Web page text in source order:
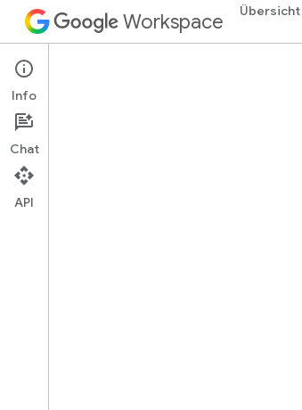
Workspace Übersicht
Google Sheets
Übersicht
Info
Chat
API